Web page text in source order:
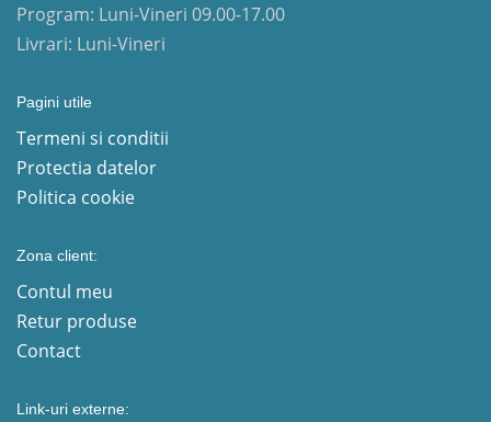
Program: Luni-Vineri 09.00-17.00
Livrari: Luni-Vineri
Pagini utile
Termeni si conditii
Protectia datelor
Politica cookie
Zona client:
Contul meu
Retur produse
Contact
Link-uri externe: